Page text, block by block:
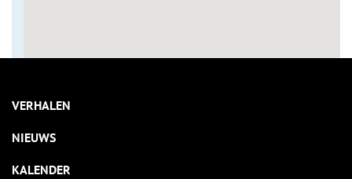
VERHALEN
NIEUWS
KALENDER